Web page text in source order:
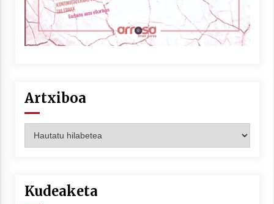
Artxiboa
Kudeaketa